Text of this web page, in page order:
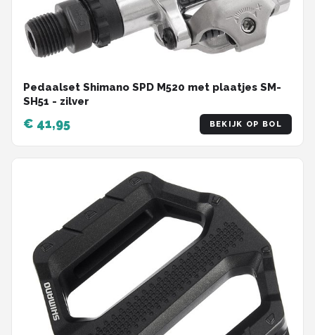
Pedaalset Shimano SPD M520 met plaatjes SM-
SH51 - zilver
€ 41,95 BEKIJK OP BOL